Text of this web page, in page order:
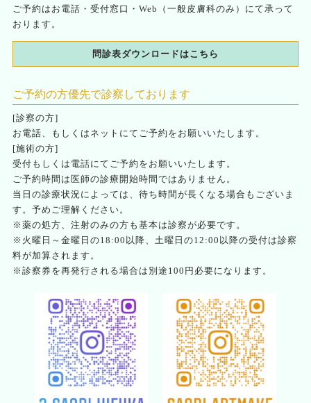
ご予約はお電話・受付窓口・Web（一般皮膚科のみ）にて承って
おります。
問診表ダウンロードはこちら
ご予約の方優先で診察しております
[診察の方]
お電話、もしくはネットにてご予約をお願いいたします。
[施術の方]
受付もしくは電話にてご予約をお願いいたします。
ご予約時間は医師の診療開始時間ではありません。
当日の診療状況によっては、待ち時間が長くなる場合もございま
す。予めご理解ください。
※薬の処方、注射のみの方も基本は診察が必要です。
※火曜日～金曜日の18:00以降、土曜日の12:00以降の受付は診察
料が加算されます。
※診察券を再発行される場合は別途100円必要になります。